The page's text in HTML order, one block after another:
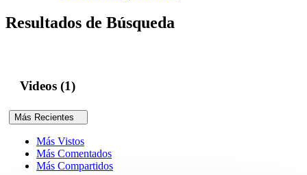
Resultados de Búsqueda
Videos (1)
Más Recientes
Más Vistos
Más Comentados
Más Compartidos